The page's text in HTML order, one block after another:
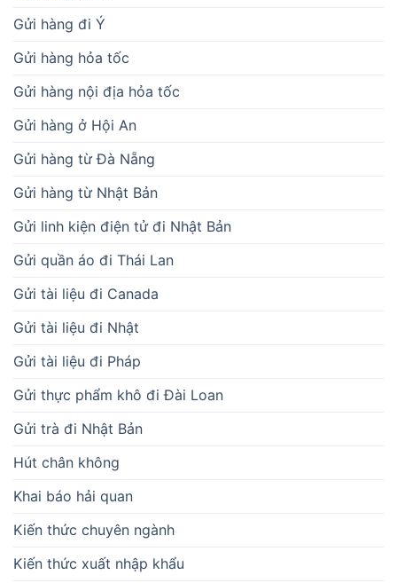
Gửi hàng đi Ý
Gửi hàng hỏa tốc
Gửi hàng nội địa hỏa tốc
Gửi hàng ở Hội An
Gửi hàng từ Đà Nẵng
Gửi hàng từ Nhật Bản
Gửi linh kiện điện tử đi Nhật Bản
Gửi quần áo đi Thái Lan
Gửi tài liệu đi Canada
Gửi tài liệu đi Nhật
Gửi tài liệu đi Pháp
Gửi thực phẩm khô đi Đài Loan
Gửi trà đi Nhật Bản
Hút chân không
Khai báo hải quan
Kiến thức chuyên ngành
Kiến thức xuất nhập khẩu